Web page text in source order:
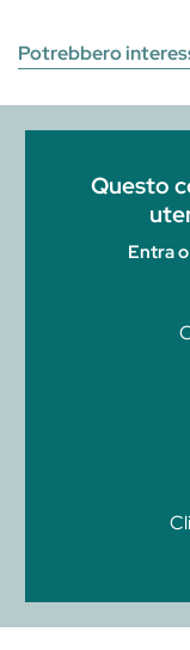
Potrebbero
Questo
Entra